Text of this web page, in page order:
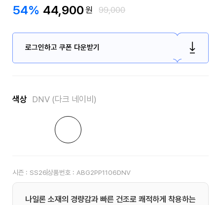
54% 44,900원 99,000
로그인하고 쿠폰 다운받기
색상 DNV (다크 네이비)
시즌 : SS26상품번호 : ABG2PP1106DNV
나일론 소재의 경량감과 빠른 건조로 쾌적하게 착용하는